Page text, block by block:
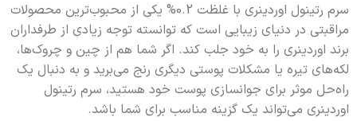
سرم رتینول اوردینری با غلظت 0.2% یکی از محبوب‌ترین محصولات
مراقبتی در دنیای زیبایی است که توانسته توجه زیادی از طرفداران
برند اوردینری را به خود جلب کند. اگر شما هم از چین و چروک‌ها،
لکه‌های تیره یا مشکلات پوستی دیگری رنج می‌برید و به دنبال یک
راه‌حل موثر برای جوانسازی پوست خود هستید، سرم رتینول
اوردینری می‌تواند یک گزینه مناسب برای شما باشد.